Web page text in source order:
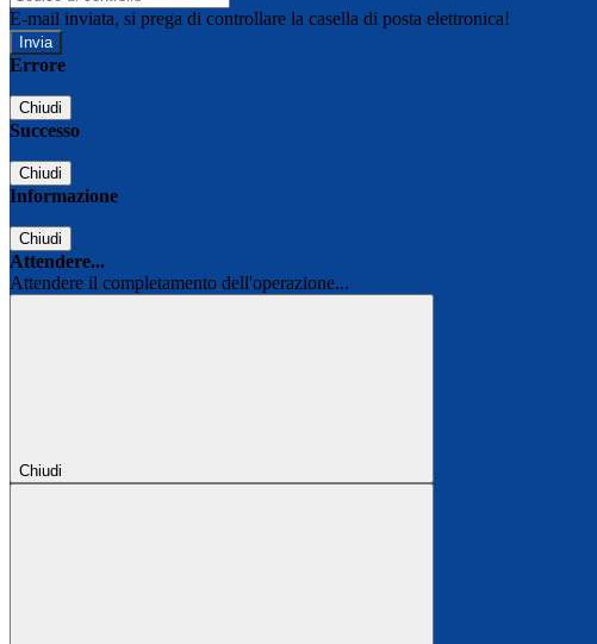
E-mail inviata, si prega di controllare la casella di posta elettronica!
Errore
Chiudi
Successo
Chiudi
Informazione
Chiudi
Attendere...
Attendere il completamento dell'operazione...
Chiudi